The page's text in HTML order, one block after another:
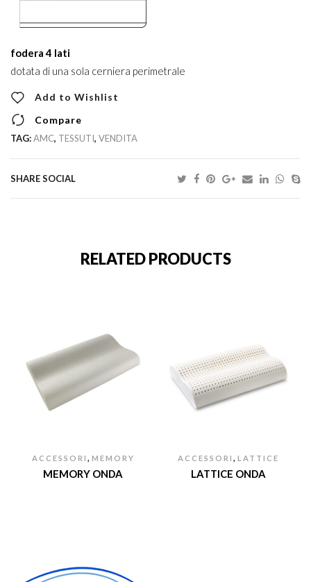
fodera 4 lati
dotata di una sola cerniera perimetrale
Add to Wishlist
Compare
TAG:AMC, TESSUTI, VENDITA
SHARE SOCIAL
RELATED PRODUCTS
ACCESSORI , MEMORY
MEMORY ONDA
ACCESSORI , LATTICE
LATTICE ONDA